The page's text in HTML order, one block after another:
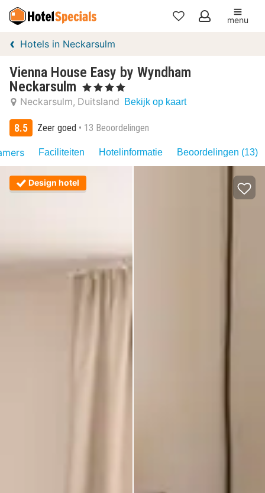
Mijn
menu
Hotels in Neckarsulm
Vienna House Easy by Wyndham
Neckarsulm
, 4 Sterren
Neckarsulm Duitsland Bekijk op kaart
8.5 Zeer goed 13 Beoordelingen
Faciliteiten Hotelinformatie Beoordelingen (13)
Design hotel